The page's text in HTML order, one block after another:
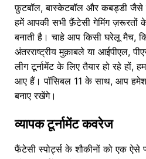
फ़ुटबॉल, बास्केटबॉल और कबड्डी
हमें आपकी सभी फ़ैंटेसी गेमिंग ज़रूरतों
बनाती है। चाहे आप किसी घरेलू मैच,
अंतरराष्ट्रीय मुक़ाबले या आईपीएल,
लीग टूर्नामेंट के लिए तैयार हो रहे
आए हैं। पॉसिबल 11 के साथ, आप हमेशा
बनाए रखेंगे।
व्यापक टूर्नामेंट कवरेज
फैंटेसी स्पोर्ट्स के शौकीनों को एक ऐसे